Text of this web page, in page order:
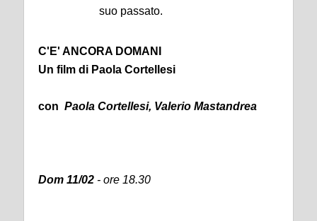
suo passato.
C'E' ANCORA DOMANI
Un film di Paola Cortellesi
con Paola Cortellesi, Valerio Mastandrea
Dom 11/02 - ore 18.30